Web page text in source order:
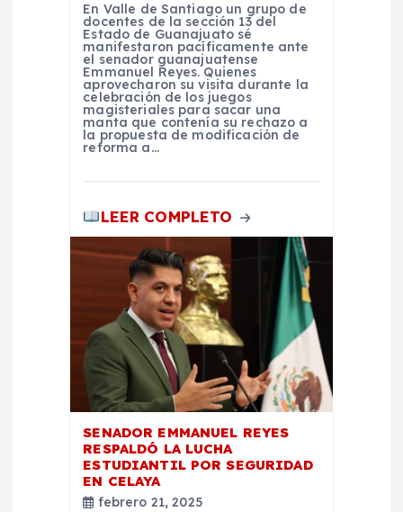
En Valle de Santiago un grupo de
docentes de la sección 13 del
Estado de Guanajuato sé
manifestaron pacíficamente ante
el senador guanajuatense
Emmanuel Reyes. Quienes
aprovecharon su visita durante la
celebración de los juegos
magisteriales para sacar una
manta que contenía su rechazo a
la propuesta de modificación de
reforma a…
LEER COMPLETO
SENADOR EMMANUEL REYES
RESPALDÓ LA LUCHA
ESTUDIANTIL POR SEGURIDAD
EN CELAYA
febrero 21, 2025